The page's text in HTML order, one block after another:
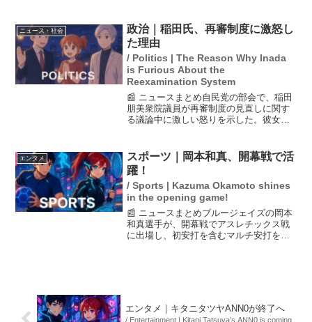
報告しています。imaseは「今はしっかり
と休息...
ニュース・社会
政治｜稲田氏、再審制度に激怒し
た理由
/ Politics | The Reason Why Inada
is Furious About the
Reexamination System
📰 ニュースまとめ自民党の部会で、稲田
朋美衆院議員が再審制度の見直しに関す
る議論中に激しい怒りを示した。彼女
言。法務省が提示した不服申し立ての可
否に関する議論が紛糾し、...
エンタメ
スポーツ｜岡本和真、開幕戦で活
躍！
/ Sports | Kazuma Okamoto shines
in the opening game!
📰 ニュースまとめブルージェイズの岡本
和真選手が、開幕戦でアスレチックス戦
に出場し、初安打を含むマルチ安打を記
エンタメ｜キタニタツヤANN0が終了へ
/ Entertainment | Kitani Tatsuya’s ANN0 is coming